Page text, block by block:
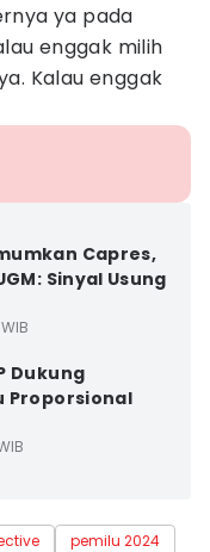
ya pada
enggak milih
Kalau enggak
Capres,
Sinyal Usung
Dukung
Proporsional
pemilu 2024